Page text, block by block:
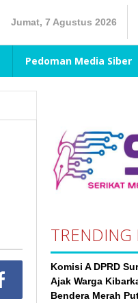
Jumat, 7 Agustus 2026
Pedoman Media Siber
Komisi A DPRD
Ajak Warga
Bendera Merah